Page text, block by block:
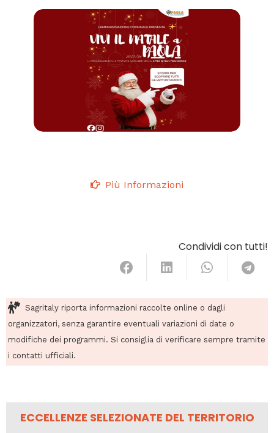
Più Informazioni
Condividi con tutti!
Sagritaly riporta informazioni raccolte online o dagli
organizzatori, senza garantire eventuali variazioni di date o
modifiche dei programmi. Si consiglia di verificare sempre tramite
i contatti ufficiali.
ECCELLENZE SELEZIONATE DEL TERRITORIO